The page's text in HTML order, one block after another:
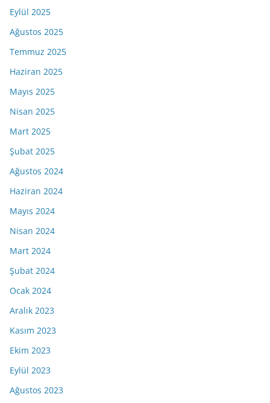
Eylül 2025
Ağustos 2025
Temmuz 2025
Haziran 2025
Mayıs 2025
Nisan 2025
Mart 2025
Şubat 2025
Ağustos 2024
Haziran 2024
Mayıs 2024
Nisan 2024
Mart 2024
Şubat 2024
Ocak 2024
Aralık 2023
Kasım 2023
Ekim 2023
Eylül 2023
Ağustos 2023